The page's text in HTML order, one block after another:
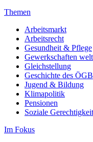
Themen
Arbeitsmarkt
Arbeitsrecht
Gesundheit & Pflege
Gewerkschaften
Gleichstellung
Geschichte des ÖGB
Jugend & Bildung
Klimapolitik
Pensionen
Soziale Gerechtigkeit
Im Fokus